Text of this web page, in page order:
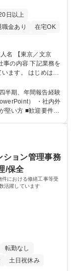
日以上
職金あり
在宅OK
ます。 はじめは担
やマネージャーポ
修の企画、実行 ・勤
員会、理事会） ・
その他日常の総務
半期、年間報告経験
） ・社内外
歓迎要件
ション管理事務
/保全
における修繕工事等受
活躍しています
転勤なし
土日祝休み